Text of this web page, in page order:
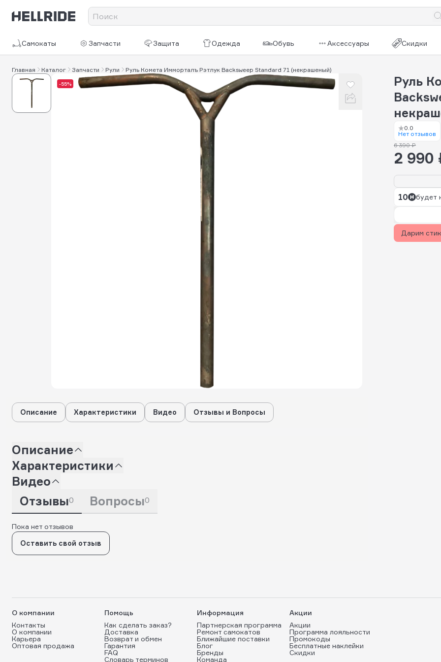
Самокаты Запчасти Защита Одежда Обувь Аксессуары Скидки
Главная Каталог Запчасти Рули Руль Комета Имморталъ Рэтлук Backsweep Standard 71 (некрашеный)
-55%
Руль
0.0
Нет отзывов
6 390 ₽
2 990
10 будет
Дарим
Описание Характеристики Видео Отзывы и Вопросы
Описание
Характеристики
Видео
Отзывы0 Вопросы0
Пока нет отзывов
Оставить свой отзыв
О компании
Контакты
О компании
Карьера
Оптовая продажа
Помощь
Как сделать заказ?
Доставка
Возврат и обмен
Гарантия
FAQ
Словарь терминов
Информация
Партнерская программа
Ремонт самокатов
Ближайшие поставки
Блог
Бренды
Команда
Акции
Акции
Программа лояльности
Промокоды
Бесплатные наклейки
Скидки